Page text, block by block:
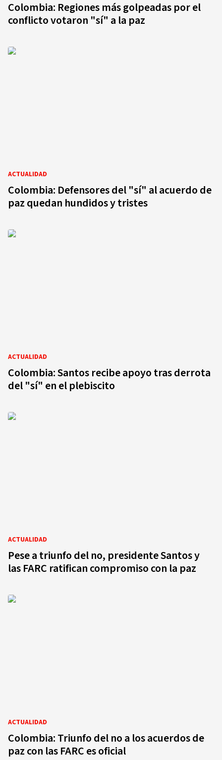
Colombia: Regiones más golpeadas por el
conflicto votaron "sí" a la paz
ACTUALIDAD
Colombia: Defensores del "sí" al acuerdo de
paz quedan hundidos y tristes
ACTUALIDAD
Colombia: Santos recibe apoyo tras derrota
del "sí" en el plebiscito
ACTUALIDAD
Pese a triunfo del no, presidente Santos y
las FARC ratifican compromiso con la paz
ACTUALIDAD
Colombia: Triunfo del no a los acuerdos de
paz con las FARC es oficial